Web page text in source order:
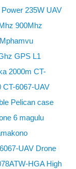
235W UAV
900Mhz
GPS L1
2000m CT-
6067-UAV
Pelican case
6 magulu
UAV Drone
HGA High